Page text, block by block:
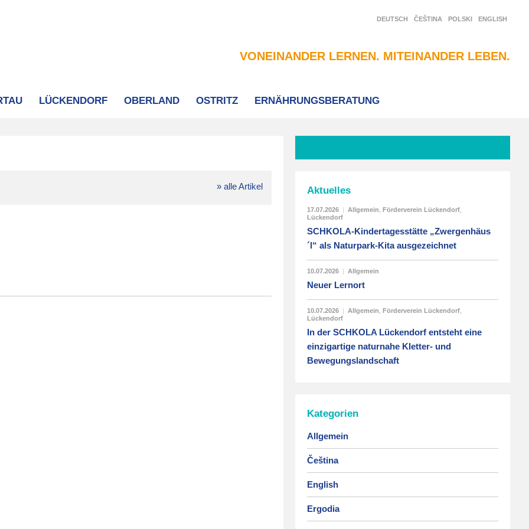
DEUTSCH ČEŠTINA POLSKI ENGLISH
VONEINANDER LERNEN. MITEINANDER LEBEN.
LÜCKENDORF OBERLAND OSTRITZ ERNÄHRUNGSBERATUNG
» alle Artikel Aktuelles
17.07.2026 | Allgemein Förderverein Lückendorf
Lückendorf
SCHKOLA-Kindertagesstätte „Zwergenhäus
´l“ als Naturpark-Kita ausgezeichnet
10.07.2026 | Allgemein
Neuer Lernort
10.07.2026 | Allgemein Förderverein Lückendorf
Lückendorf
In der SCHKOLA Lückendorf entsteht eine
einzigartige naturnahe Kletter- und
Bewegungslandschaft
Kategorien
Allgemein
Čeština
English
Ergodia